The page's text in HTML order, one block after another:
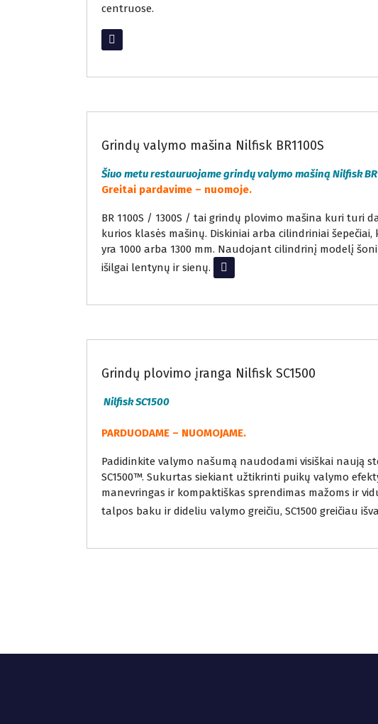
centruose.
Read More
Grindų valymo mašina Nilfisk BR1100S
Šiuo metu restauruojame grindų valymo mašiną Nilfisk
Greitai pardavime – nuomoje.
BR 1100S / 1300S / tai grindų plovimo mašina kuri turi
kurios klasės mašinų. Diskiniai arba cilindriniai
yra 1000 arba 1300 mm. Naudojant cilindrinį modelį
išilgai lentynų ir sienų.
Read More
Grindų plovimo įranga Nilfisk SC1500
Nilfisk SC1500
PARDUODAME – NUOMOJAME.
Padidinkite valymo našumą naudodami visiškai naują
SC1500™. Sukurtas siekiant užtikrinti puikų valymo
manevringas ir kompaktiškas sprendimas mažoms ir
talpos baku ir dideliu valymo greičiu, SC1500 greičiau